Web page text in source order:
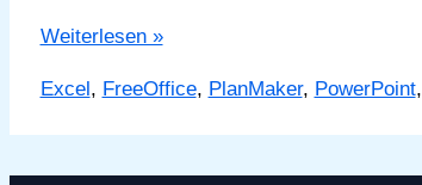
Die
Alternative
zu
Weiterlesen »
Excel, FreeOffice, PlanMaker, PowerPoint,